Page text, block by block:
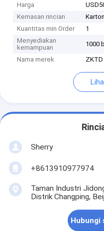
Harga
Kemasan rincian
Kuantitas min Order
1
Menyediakan
kemampuan
1000
Nama merek ZKTD
Sherry
+8613910977974
Taman Industri
Distrik Changping,
Hubungi